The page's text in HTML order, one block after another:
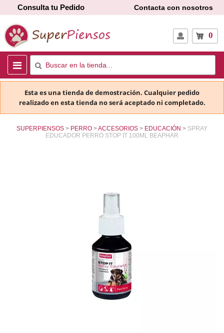
Consulta tu Pedido Contacta con nosotros
0
Esta es una tienda de demostración. Cualquier pedido
realizado en esta tienda no será aceptado ni completado.
SUPERPIENSOS PERRO ACCESORIOS EDUCACIÓN
SPRAY
EDUCADOR PERRO STOP IT 100ML BEAPHAR